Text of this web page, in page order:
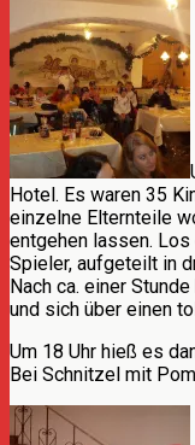
Hotel. Es waren 35
einzelne Elternteile
entgehen lassen.
Spieler, aufgeteilt in
Nach ca. einer
und sich über einen
Um 18 Uhr hieß es
Bei Schnitzel mit